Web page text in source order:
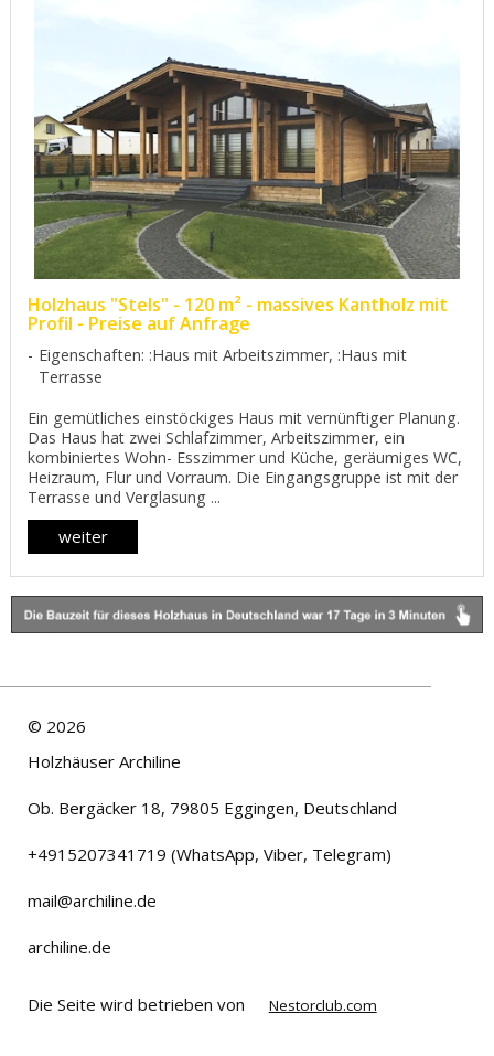
Holzhaus "Stels" - 120 m² - massives Kantholz mit
Profil - Preise auf Anfrage
Eigenschaften: :Haus mit Arbeitszimmer, :Haus mit
Terrasse
Ein gemütliches einstöckiges Haus mit vernünftiger Planung.
Das Haus hat zwei Schlafzimmer, Arbeitszimmer, ein
kombiniertes Wohn- Esszimmer und Küche, geräumiges WC,
Heizraum, Flur und Vorraum. Die Eingangsgruppe ist mit der
Terrasse und Verglasung ...
weiter
© 2026
Holzhäuser Archiline
Ob. Bergäcker 18, 79805 Eggingen, Deutschland
+4915207341719 (WhatsApp, Viber, Telegram)
mail@archiline.de
archiline.de
Die Seite wird betrieben von Nestorclub.com